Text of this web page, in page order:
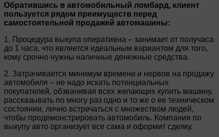
Обратившись в автомобильный ломбард, клиент
пользуется рядом преимуществ перед
самостоятельной продажей автомашины:
1. Процедура выкупа оперативна – занимает от получаса
до 1 часа, что является идеальным вариантом для того,
кому срочно нужны наличные денежные средства.
2. Затрачивается минимум времени и нервов на продажу
автомобиля – не надо искать потенциальных
покупателей, обзванивая всех желающих купить машину,
рассказывать по многу раз одно и то же о ее техническом
состоянии, лично встречаться с множеством людей,
чтобы продемонстрировать автомобиль. Компания по
выкупу авто организует все сама и оформит сделку.